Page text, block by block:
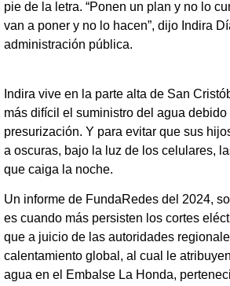
pie de la letra. “Ponen un plan y no lo
van a poner y no lo hacen”, dijo Indira
administración pública.
Indira vive en la parte alta de San
más difícil el suministro del agua
presurización. Y para evitar que sus
a oscuras, bajo la luz de los celulares,
que caiga la noche.
Un informe de FundaRedes del 2024,
es cuando más persisten los cortes
que a juicio de las autoridades
calentamiento global, al cual le
agua en el Embalse La Honda,